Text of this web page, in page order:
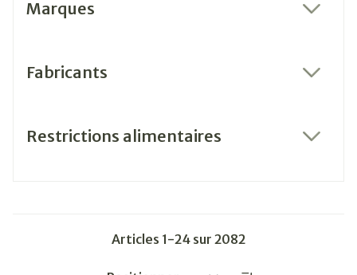
Marques
Fabricants
Restrictions alimentaires
Articles 1-24 sur 2082